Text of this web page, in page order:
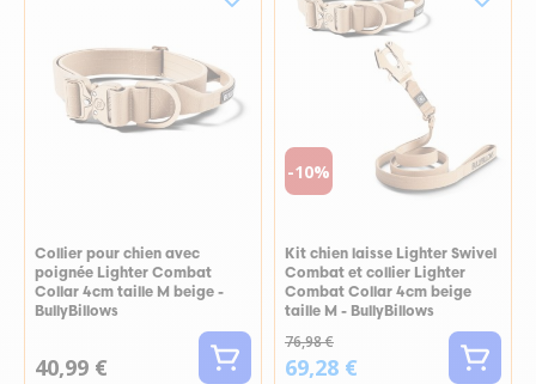
Collier pour chien avec
poignée Lighter Combat
Collar 4cm taille M beige -
BullyBillows
40,99 €
-10%
Kit chien laisse Lighter Swivel
Combat et collier Lighter
Combat Collar 4cm beige
taille M - BullyBillows
76,98 €
69,28 €